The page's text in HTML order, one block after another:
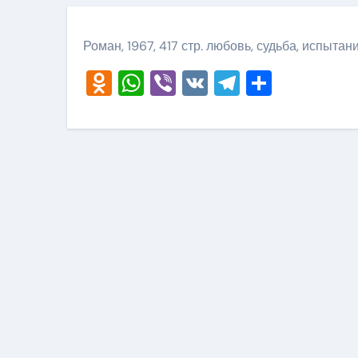
Роман, 1967, 417 стр. любовь, судьба,
Odnoklassniki
WhatsApp
Viber
VKTelegram